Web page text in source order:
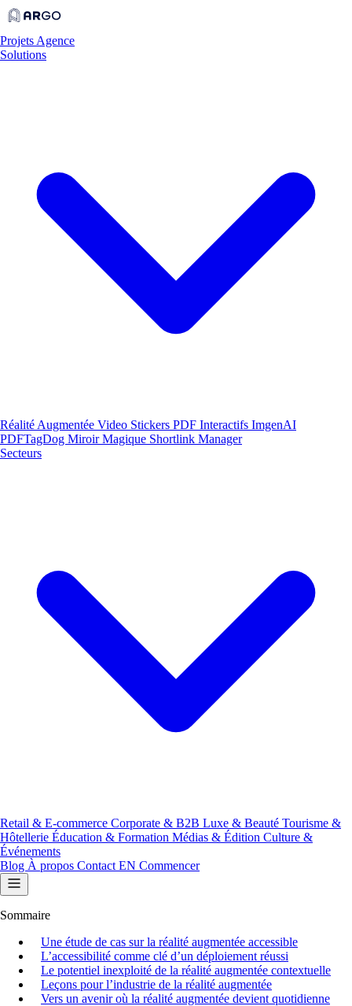
Projets Agence
Solutions
Réalité Augmentée Video Stickers PDF Interactifs ImgenAI
PDFTagDog Miroir Magique Shortlink Manager
Secteurs
Retail & E-commerce Corporate & B2B Luxe & Beauté Tourisme &
Hôtellerie Éducation & Formation Médias & Édition Culture &
Événements
Blog À propos Contact EN Commencer
Sommaire
Une étude de cas sur la réalité augmentée accessible
L’accessibilité comme clé d’un déploiement réussi
Le potentiel inexploité de la réalité augmentée contextuelle
Leçons pour l’industrie de la réalité augmentée
Vers un avenir où la réalité augmentée devient quotidienne